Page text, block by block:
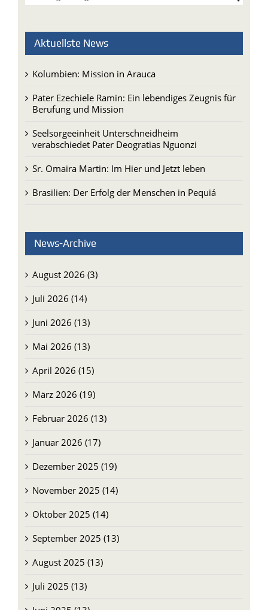
Aktuellste News
Kolumbien: Mission in Arauca
Pater Ezechiele Ramin: Ein lebendiges Zeugnis für
Berufung und Mission
Seelsorgeeinheit Unterschneidheim
verabschiedet Pater Deogratias Nguonzi
Sr. Omaira Martin: Im Hier und Jetzt leben
Brasilien: Der Erfolg der Menschen in Pequiá
News-Archive
August 2026 (3)
Juli 2026 (14)
Juni 2026 (13)
Mai 2026 (13)
April 2026 (15)
März 2026 (19)
Februar 2026 (13)
Januar 2026 (17)
Dezember 2025 (19)
November 2025 (14)
Oktober 2025 (14)
September 2025 (13)
August 2025 (13)
Juli 2025 (13)